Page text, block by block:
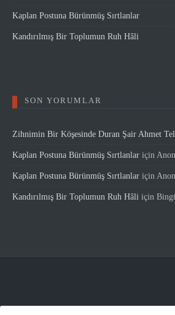
Kaplan Postuna Bürünmüş Sırtlanlar
Kandırılmış Bir Toplumun Ruh Hâli
SON YORUMLAR
Zihnimin Bir Köşesinde Duran Şair Ahmet
Kaplan Postuna Bürünmüş Sırtlanlar için
Kaplan Postuna Bürünmüş Sırtlanlar için
Kandırılmış Bir Toplumun Ruh Hâli için